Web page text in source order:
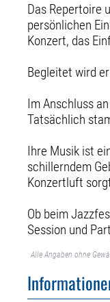
Das Repertoire
persönlichen
Konzert, das
Begleitet wird
Im Anschluss
Tatsächlich
Ihre Musik ist
schillerndem
Konzertluft
Ob beim
Session und
Alle Angaben ohne